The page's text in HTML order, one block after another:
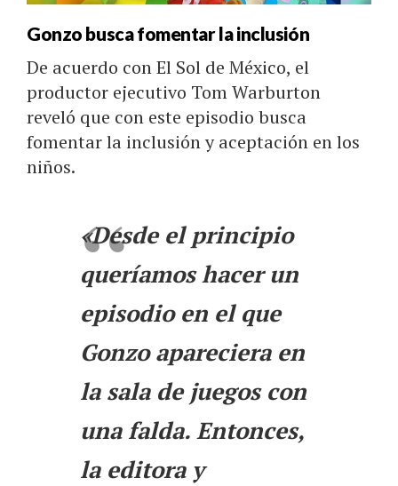
Gonzo busca fomentar la inclusión
De acuerdo con El Sol de México, el
productor ejecutivo Tom Warburton
reveló que con este episodio busca
fomentar la inclusión y aceptación en los
niños.
«Desde el principio
queríamos hacer un
episodio en el que
Gonzo apareciera en
la sala de juegos con
una falda. Entonces,
la editora y